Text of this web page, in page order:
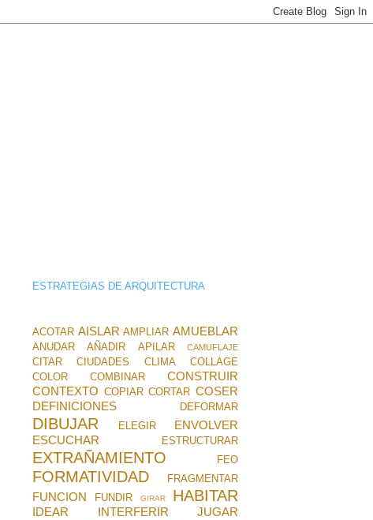
ESTRATEGIAS DE ARQUITECTURA
ACOTAR AISLAR AMPLIAR AMUEBLAR
ANUDAR AÑADIR APILAR CAMUFLAJE
CITAR CIUDADES CLIMA
COLLAGE
COLOR
COMBINAR
CONSTRUIR
CONTEXTO COPIAR CORTAR COSER
DEFINICIONES
DEFORMAR
DIBUJAR ELEGIR
ENVOLVER
ESCUCHAR
ESTRUCTURAR
EXTRAÑAMIENTO FEO
FORMATIVIDAD FRAGMENTAR
FUNCION FUNDIR GIRAR HABITAR
IDEAR INTERFERIR JUGAR